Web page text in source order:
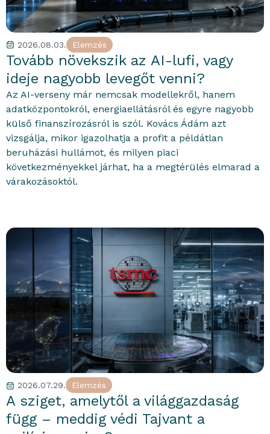
2026.08.03. Elemzés
Tovább növekszik az AI-lufi, vagy
ideje nagyobb levegőt venni?
Az AI-verseny már nemcsak modellekről, hanem
adatközpontokról, energiaellátásról és egyre nagyobb
külső finanszírozásról is szól. Kovács Ádám azt
vizsgálja, mikor igazolhatja a profit a példátlan
beruházási hullámot, és milyen piaci
következményekkel járhat, ha a megtérülés elmarad a
várakozásoktól.
2026.07.29. Elemzés
A sziget, amelytől a világgazdaság
függ – meddig védi Tajvant a